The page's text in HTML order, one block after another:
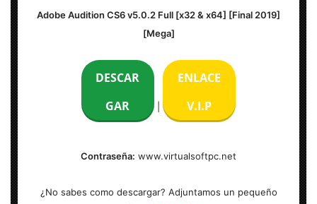
Español (Multilenguaje)
274 MB | 465 MB
Arquitectura: [x32 & x64 Bits] | Windows & Mac
Adobe Audition CS6 v5.0.2 Full [x32 & x64] [Final 2019]
[Mega]
DESCAR
GAR
ENLACE
V.I.P
Contraseña: www.virtualsoftpc.net
¿No sabes como descargar? Adjuntamos un pequeño